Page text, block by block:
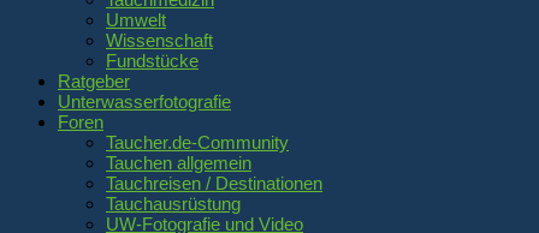
Umwelt
Wissenschaft
Fundstücke
Ratgeber
Unterwasserfotografie
Foren
Taucher.de-Community
Tauchen allgemein
Tauchreisen / Destinationen
Tauchausrüstung
UW-Fotografie und Video